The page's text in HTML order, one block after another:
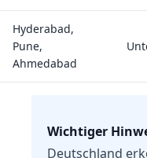
Hyderabad,
Pune,
Ahmedabad
Wichtiger
Deutschland